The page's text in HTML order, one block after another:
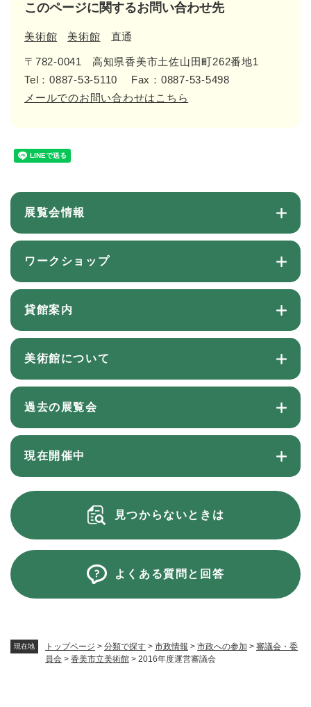
現在地 トップページ > 分類で探す > 市政情報 > 市政への参加 > 審議会・委
員会 > 香美市立美術館 > 2016年度運営審議会
このページに関するお問い合わせ先
美術館 美術館 直通
〒782-0041
高知県香美市土佐山田町262番地1
Tel：0887-53-5110
Fax：0887-53-5498
メールでのお問い合わせはこちら
展覧会情報
ワークショップ
貸館案内
美術館について
過去の展覧会
現在開催中
見つからないときは
よくある質問と回答